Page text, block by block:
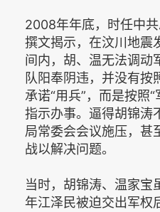
2008年年底，时任中
撰文揭示，在汶川地震
间内，胡、温无法调动
队阳奉阴违，并没有按
承诺“用兵”，而是按
指示办事。逼得胡锦涛
局常委会会议施压，甚
战以解决问题。
当时，胡锦涛、温家
年江泽民被迫交出军权